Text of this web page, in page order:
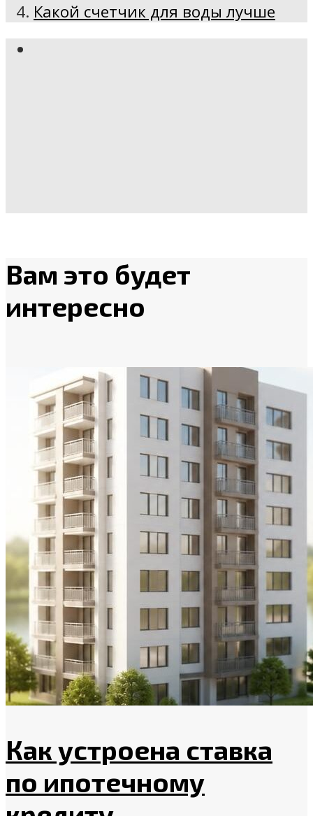
Какой счетчик для воды лучше
Вам это будет
интересно
Как устроена ставка
по ипотечному